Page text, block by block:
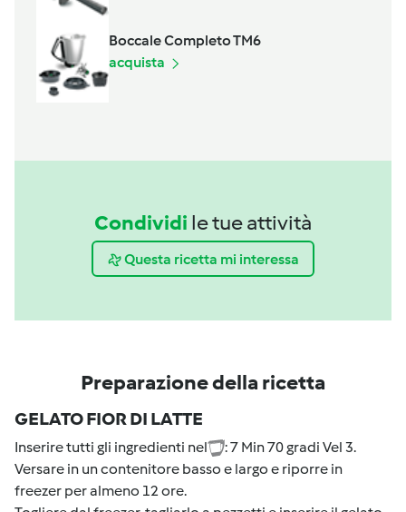
Boccale Completo TM6
acquista
Condividi le tue attività
Questa ricetta mi interessa
Preparazione della ricetta
GELATO FIOR DI LATTE
Inserire tutti gli ingredienti nel
: 7 Min 70 gradi Vel 3.
Versare in un contenitore basso e largo e riporre in
freezer per almeno 12 ore.